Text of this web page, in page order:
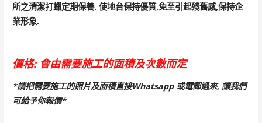
所之清潔打蠟定期保養. 使地台保持優質.免至引起殘舊感,保持企
業形象.
價格: 會由需要施工的面積及次數而定
*請把需要施工的照片及面積直接Whatsapp 或電郵過來, 讓我們
可給予你報價*